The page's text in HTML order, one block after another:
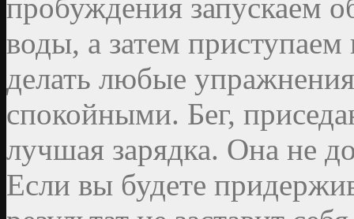
пробуждения запускаем
воды, а затем
делать любые
спокойными. Бег,
лучшая зарядка. Она не
Если вы будете